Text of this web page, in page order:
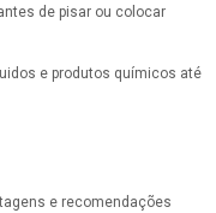
de pisar ou colocar
e produtos químicos até
e recomendações